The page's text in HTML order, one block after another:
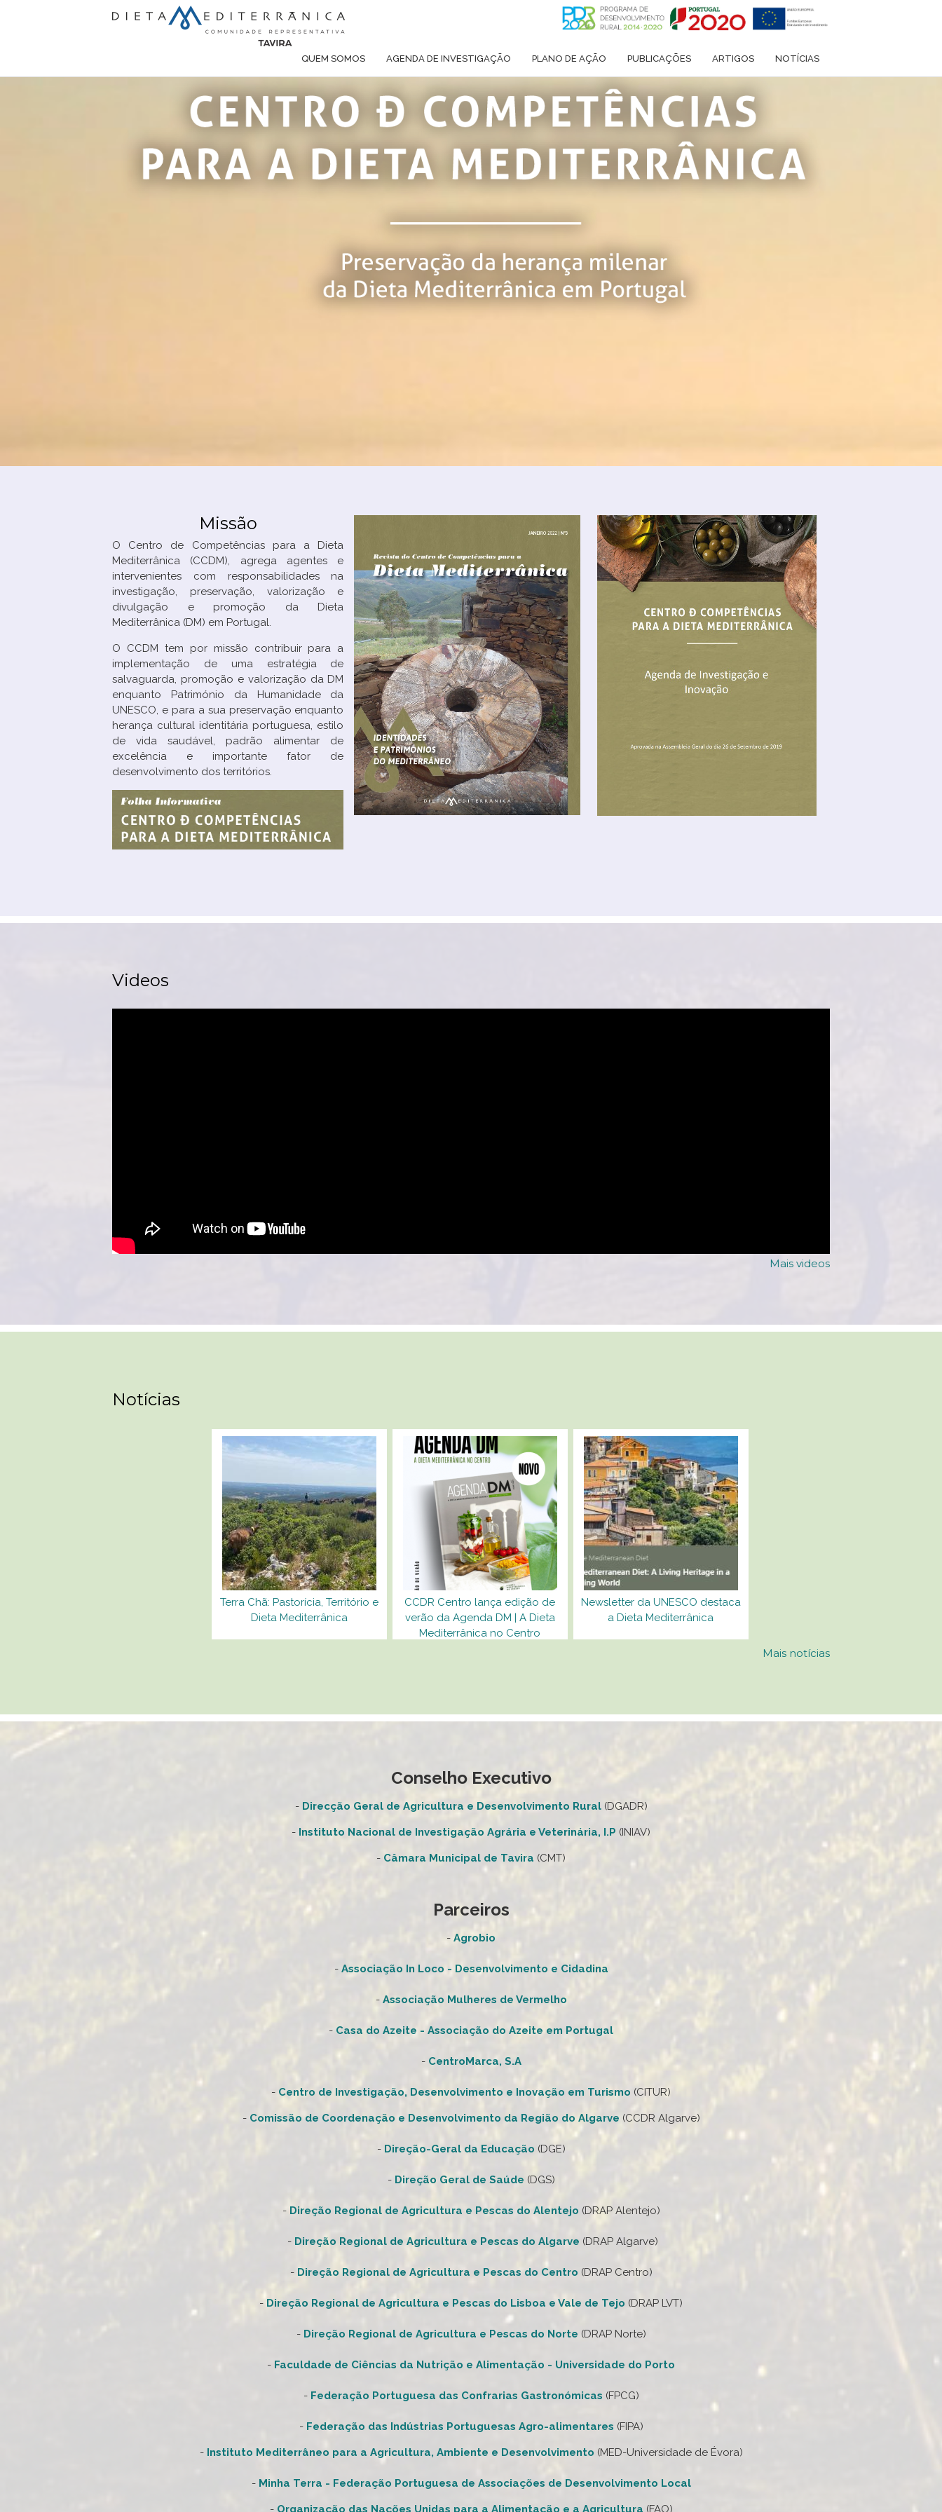
QUEM SOMOS AGENDA DE INVESTIGAÇÃO PLANO DE AÇÃO PUBLICAÇÕES ARTIGOS NOTÍCIAS
Missão
O Centro de Competências para a Dieta
Mediterrânica (CCDM), agrega agentes e
intervenientes com responsabilidades na
investigação, preservação, valorização e
divulgação e promoção da Dieta
Mediterrânica (DM) em Portugal.
O CCDM tem por missão contribuir para a
implementação de uma estratégia de
salvaguarda, promoção e valorização da DM
enquanto Património da Humanidade da
UNESCO, e para a sua preservação enquanto
herança cultural identitária portuguesa, estilo
de vida saudável, padrão alimentar de
excelência e importante fator de
desenvolvimento dos territórios.
Videos
Mais videos
Notícias
Terra Chã: Pastorícia, Território e
Dieta Mediterrânica
CCDR Centro lança edição de
verão da Agenda DM | A Dieta
Mediterrânica no Centro
Newsletter da UNESCO destaca
a Dieta Mediterrânica
Mais notícias
Conselho Executivo
- Direcção Geral de Agricultura e Desenvolvimento Rural (DGADR)
- Instituto Nacional de Investigação Agrária e Veterinária, I.P (INIAV)
- Câmara Municipal de Tavira (CMT)
Parceiros
- Agrobio
- Associação In Loco - Desenvolvimento e Cidadina
- Associação Mulheres de Vermelho
- Casa do Azeite - Associação do Azeite em Portugal
- CentroMarca, S.A
- Centro de Investigação, Desenvolvimento e Inovação em Turismo (CITUR)
- Comissão de Coordenação e Desenvolvimento da Região do Algarve (CCDR Algarve)
- Direção-Geral da Educação (DGE)
- Direção Geral de Saúde (DGS)
- Direção Regional de Agricultura e Pescas do Alentejo (DRAP Alentejo)
- Direção Regional de Agricultura e Pescas do Algarve (DRAP Algarve)
- Direção Regional de Agricultura e Pescas do Centro (DRAP Centro)
- Direção Regional de Agricultura e Pescas do Lisboa e Vale de Tejo (DRAP LVT)
- Direção Regional de Agricultura e Pescas do Norte (DRAP Norte)
- Faculdade de Ciências da Nutrição e Alimentação - Universidade do Porto
- Federação Portuguesa das Confrarias Gastronómicas (FPCG)
- Federação das Indústrias Portuguesas Agro-alimentares (FIPA)
- Instituto Mediterrâneo para a Agricultura, Ambiente e Desenvolvimento (MED-Universidade de Évora)
- Minha Terra - Federação Portuguesa de Associações de Desenvolvimento Local
- Organização das Nações Unidas para a Alimentação e a Agricultura (FAO)